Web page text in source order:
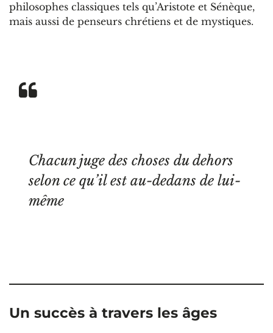
philosophes classiques tels qu’Aristote et Sénèque,
mais aussi de penseurs chrétiens et de mystiques.
Chacun juge des choses du dehors
selon ce qu’il est au-dedans de lui-
même
Un succès à travers les âges